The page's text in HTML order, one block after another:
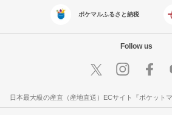
ポケマルふるさと納税
Follow us
日本最大級の産直（産地直送）ECサイト『ポケット